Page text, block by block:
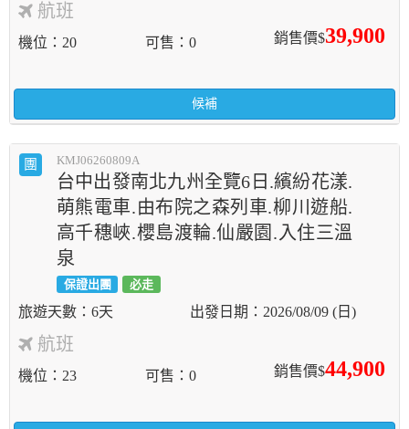
航班
銷售價$39,900
機位 20 可售 0
候補
團 KMJ06260809A
台中出發南北九州全覽6日.繽紛花漾.
萌熊電車.由布院之森列車.柳川遊船.
高千穗峽.櫻島渡輪.仙嚴園.入住三溫
泉
保證出團 必走
6天 2026/08/09 (日)
航班
銷售價$44,900
機位 23 可售 0